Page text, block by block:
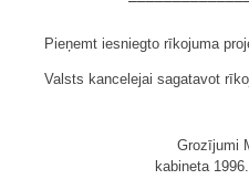
Pieņemt iesniegto rīkojuma
Valsts kancelejai sagatavot
Grozījumi
kabineta